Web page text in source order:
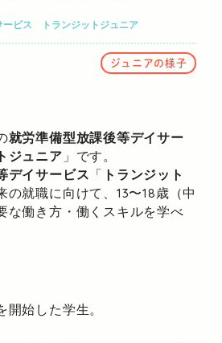
ービス トランジットジュニア
ジュニアの様子
就労準備型放課後等デイサー
ジュニア 」です。
デイサービス 「 トランジット
の就職に向けて、13〜18歳（中
な働き方・働くスキルを学べ
始した学生。